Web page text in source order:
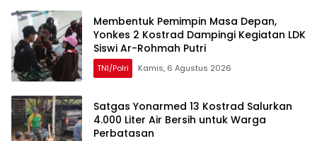
Membentuk Pemimpin Masa Depan,
Yonkes 2 Kostrad Dampingi Kegiatan LDK
Siswi Ar-Rohmah Putri
TNI/Polri Kamis, 6 Agustus 2026
Satgas Yonarmed 13 Kostrad Salurkan
4.000 Liter Air Bersih untuk Warga
Perbatasan